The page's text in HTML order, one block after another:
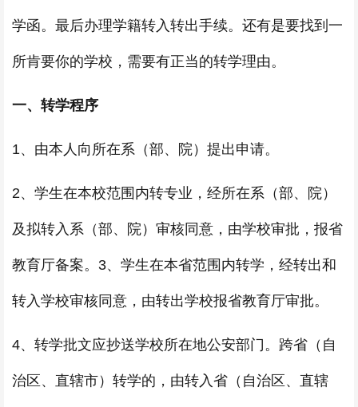
学函。最后办理学籍转入转出手续。还有是要找到一
所肯要你的学校，需要有正当的转学理由。
一、转学程序
1、由本人向所在系（部、院）提出申请。
2、学生在本校范围内转专业，经所在系（部、院）
及拟转入系（部、院）审核同意，由学校审批，报省
教育厅备案。3、学生在本省范围内转学，经转出和
转入学校审核同意，由转出学校报省教育厅审批。
4、转学批文应抄送学校所在地公安部门。跨省（自
治区、直辖市）转学的，由转入省（自治区、直辖